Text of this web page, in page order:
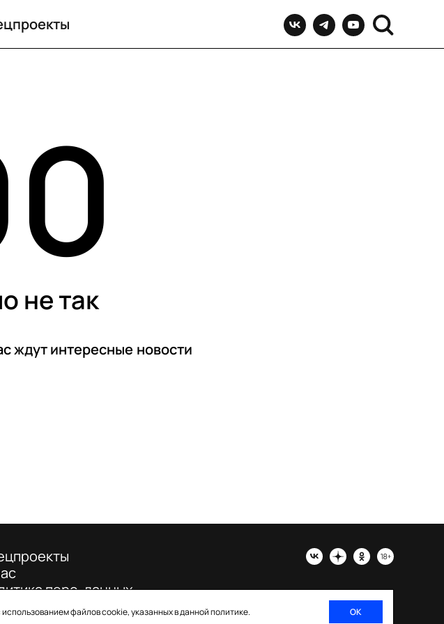
не так
ждут интересные новости
использованием файлов cookie, указанных в данной политике. ОК
перс. данных